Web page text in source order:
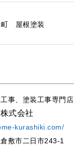
町 屋根塗装
事、塗装工事専門店
式会社
kurashiki.com/
敷市二日市243-1